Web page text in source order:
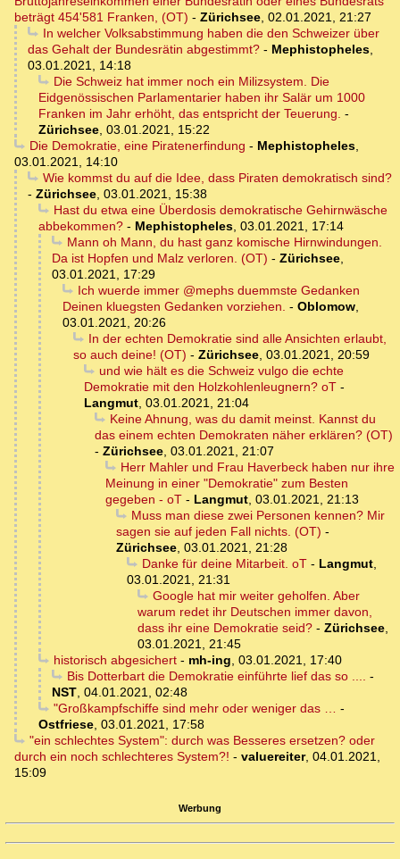
beträgt 454'581 Franken, (OT) - Zürichsee, 02.01.2021, 21:27
In welcher Volksabstimmung haben die den Schweizer über
das Gehalt der Bundesrätin abgestimmt? - Mephistopheles,
03.01.2021, 14:18
Die Schweiz hat immer noch ein Milizsystem. Die
Eidgenössischen Parlamentarier haben ihr Salär um 1000
Franken im Jahr erhöht, das entspricht der Teuerung. -
Zürichsee, 03.01.2021, 15:22
Die Demokratie, eine Piratenerfindung - Mephistopheles,
03.01.2021, 14:10
Wie kommst du auf die Idee, dass Piraten demokratisch sind?
- Zürichsee, 03.01.2021, 15:38
Hast du etwa eine Überdosis demokratische Gehirnwäsche
abbekommen? - Mephistopheles, 03.01.2021, 17:14
Mann oh Mann, du hast ganz komische Hirnwindungen.
Da ist Hopfen und Malz verloren. (OT) - Zürichsee,
03.01.2021, 17:29
Ich wuerde immer @mephs duemmste Gedanken
Deinen kluegsten Gedanken vorziehen. - Oblomow,
03.01.2021, 20:26
In der echten Demokratie sind alle Ansichten erlaubt,
so auch deine! (OT) - Zürichsee, 03.01.2021, 20:59
und wie hält es die Schweiz vulgo die echte
Demokratie mit den Holzkohlenleugnern? oT -
Langmut, 03.01.2021, 21:04
Keine Ahnung, was du damit meinst. Kannst du
das einem echten Demokraten näher erklären? (OT)
- Zürichsee, 03.01.2021, 21:07
Herr Mahler und Frau Haverbeck haben nur ihre
Meinung in einer "Demokratie" zum Besten
gegeben - oT - Langmut, 03.01.2021, 21:13
Muss man diese zwei Personen kennen? Mir
sagen sie auf jeden Fall nichts. (OT) -
Zürichsee, 03.01.2021, 21:28
Danke für deine Mitarbeit. oT- Langmut,
03.01.2021, 21:31
Google hat mir weiter geholfen. Aber
warum redet ihr Deutschen immer davon,
dass ihr eine Demokratie seid? - Zürichsee,
03.01.2021, 21:45
historisch abgesichert- mh-ing, 03.01.2021, 17:40
Bis Dotterbart die Demokratie einführte lief das so .... -
NST, 04.01.2021, 02:48
"Großkampfschiffe sind mehr oder weniger das … -
Ostfriese, 03.01.2021, 17:58
"ein schlechtes System": durch was Besseres ersetzen? oder
durch ein noch schlechteres System?! - valuereiter, 04.01.2021,
15:09
Werbung